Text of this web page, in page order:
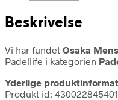
Beskrivelse
Vi har fundet Osaka
Padellife i kategorien
Yderlige
Produkt id: